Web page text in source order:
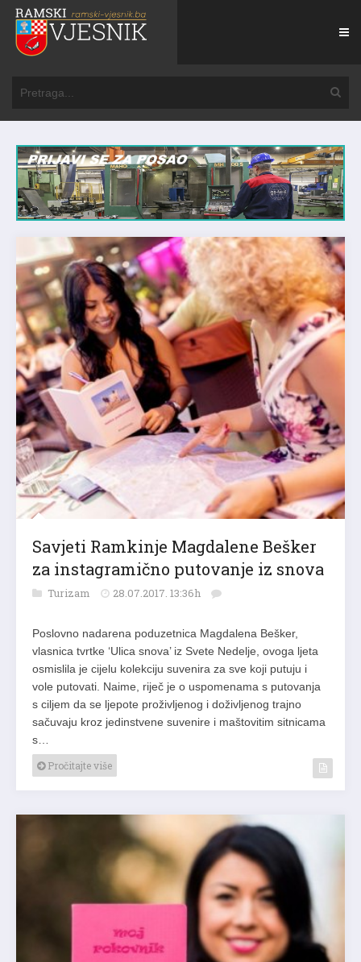
Savjeti Ramkinje Magdalene Bešker
za instagramično putovanje iz snova
Turizam 28.07.2017. 13:36h
Poslovno nadarena poduzetnica Magdalena Bešker,
vlasnica tvrtke ‘Ulica snova’ iz Svete Nedelje, ovoga ljeta
osmislila je cijelu kolekciju suvenira za sve koji putuju i
vole putovati. Naime, riječ je o uspomenama s putovanja
s ciljem da se ljepote proživljenog i doživljenog trajno
sačuvaju kroz jedinstvene suvenire i maštovitim sitnicama
s…
Pročitajte više